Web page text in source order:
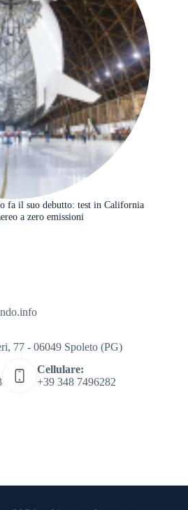
fa il suo debutto: test in California
a zero emissioni
77 - 06049 Spoleto (PG)
Cellulare:
+39 348 7496282